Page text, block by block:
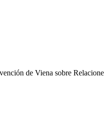
de Viena sobre